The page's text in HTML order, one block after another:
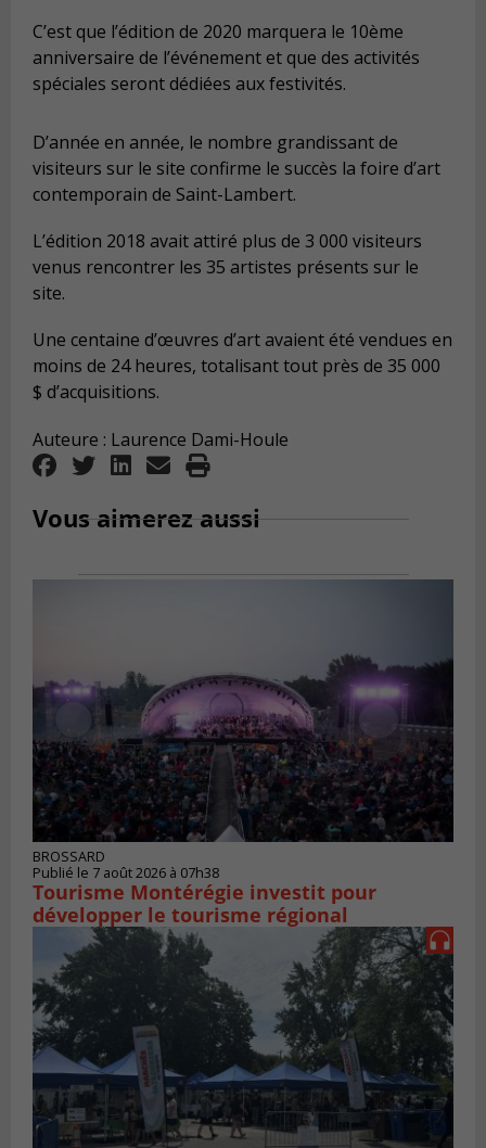
C’est que l’édition de 2020 marquera le 10ème
anniversaire de l’événement et que des activités
spéciales seront dédiées aux festivités.
D’année en année, le nombre grandissant de
visiteurs sur le site confirme le succès la foire d’art
contemporain de Saint-Lambert.
L’édition 2018 avait attiré plus de 3 000 visiteurs
venus rencontrer les 35 artistes présents sur le
site.
Une centaine d’œuvres d’art avaient été vendues en
moins de 24 heures, totalisant tout près de 35 000
$ d’acquisitions.
Auteure : Laurence Dami-Houle
Vous aimerez aussi
BROSSARD
Publié le 7 août 2026 à 07h38
Tourisme Montérégie investit pour
développer le tourisme régional